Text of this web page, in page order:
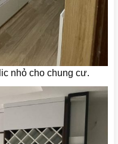
nhỏ cho chung cư.